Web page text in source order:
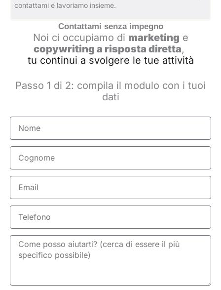
contattami e lavoriamo insieme.
Contattami senza impegno
Noi ci occupiamo di marketing e
copywriting a risposta diretta,
tu continui a svolgere le tue attività
Passo 1 di 2: compila il modulo con i tuoi
dati
Nome
Cognome
Email
Telefono